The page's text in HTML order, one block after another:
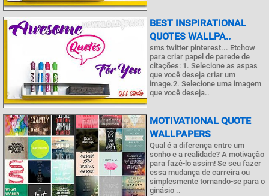
BEST INSPIRATIONAL
QUOTES WALLPA..
sms twitter pinterest... Etchow
para criar papel de parede de
citações: 1. Selecione as aspas
que você deseja criar um
image.2. Selecione uma imagem
que você deseja..
MOTIVATIONAL QUOTE
WALLPAPERS
Qual é a diferença entre um
sonho e a realidade? A motivação
para fazê-lo assim! Se seu fazer
essa mudança de carreira ou
simplesmente tornando-se para o
ginásio ..